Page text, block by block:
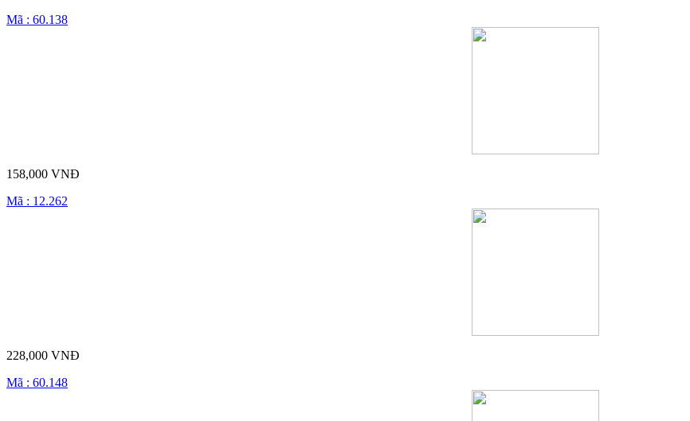
Mã : 60.138
158,000 VNĐ
Mã : 12.262
228,000 VNĐ
Mã : 60.148